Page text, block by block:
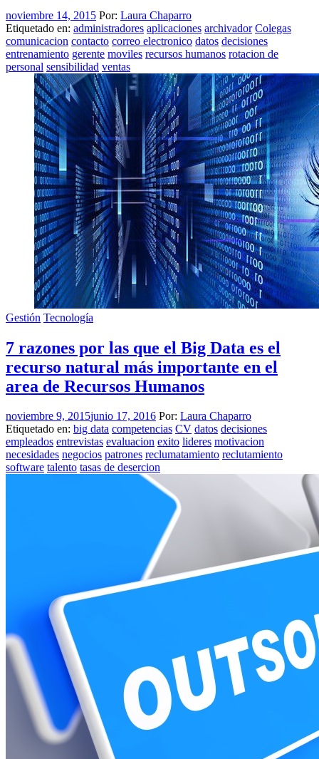
noviembre 14, 2015 Por: Laura Chaparro
Etiquetado en: administradores aplicaciones archivador Colegas
comunicacion contacto correo electronico datos decisiones
entrenamiento gerente moviles recursos humanos rotacion de
personal sensibilidad ventas
Gestión Tecnología
7 razones por las que el Big Data es el
recurso natural más importante en el
area de Recursos Humanos
noviembre 9, 2015junio 17, 2016 Por: Laura Chaparro
Etiquetado en: big data competencias CV datos decisiones
empleados entrevistas evaluacion exito lideres motivacion
necesidades negocios patrones reclumatamiento reclutamiento
software talento tasas de desercion